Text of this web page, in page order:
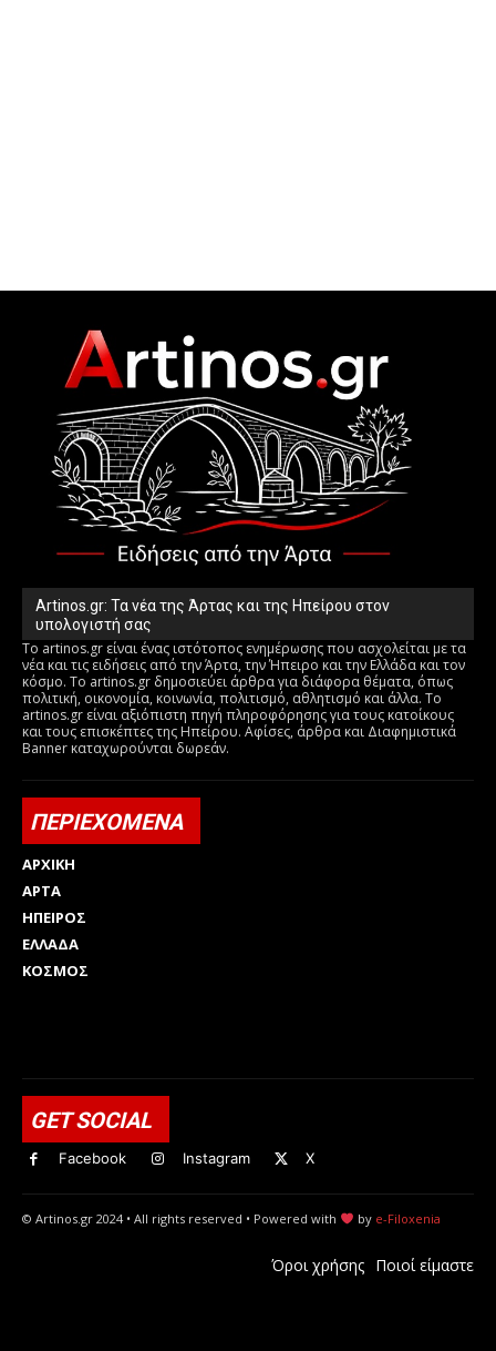
Artinos.gr: Τα νέα της Άρτας και της Ηπείρου στον
υπολογιστή σας
Το artinos.gr είναι ένας ιστότοπος ενημέρωσης που ασχολείται με τα
νέα και τις ειδήσεις από την Άρτα, την Ήπειρο και την Ελλάδα και τον
κόσμο. Το artinos.gr δημοσιεύει άρθρα για διάφορα θέματα, όπως
πολιτική, οικονομία, κοινωνία, πολιτισμό, αθλητισμό και άλλα. Το
artinos.gr είναι αξιόπιστη πηγή πληροφόρησης για τους κατοίκους
και τους επισκέπτες της Ηπείρου. Αφίσες, άρθρα και Διαφημιστικά
Banner καταχωρούνται δωρεάν.
ΠΕΡΙΕΧΟΜΕΝΑ
ΑΡΧΙΚΗ
ΑΡΤΑ
ΗΠΕΙΡΟΣ
ΕΛΛΑΔΑ
ΚΟΣΜΟΣ
GET SOCIAL
Facebook Instagram X
© Artinos.gr 2024 • All rights reserved • Powered with by e-Filoxenia
Όροι χρήσης Ποιοί είμαστε